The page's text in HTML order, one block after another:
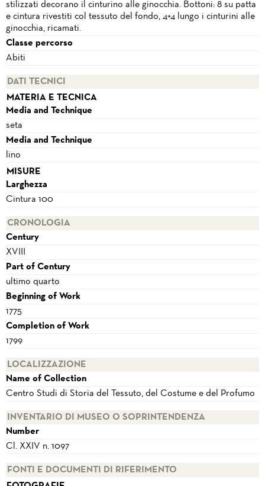
stilizzati decorano il cinturino alle ginocchia. Bottoni: 8 su patta
e cintura rivestiti col tessuto del fondo, 4+4 lungo i cinturini alle
ginocchia, ricamati.
Classe percorso
Abiti
DATI TECNICI
MATERIA E TECNICA
Media and Technique
seta
Media and Technique
lino
MISURE
Larghezza
Cintura 100
CRONOLOGIA
Century
XVIII
Part of Century
ultimo quarto
Beginning of Work
1775
Completion of Work
1799
LOCALIZZAZIONE
Name of Collection
Centro Studi di Storia del Tessuto, del Costume e del Profumo
INVENTARIO DI MUSEO O SOPRINTENDENZA
Number
Cl. XXIV n. 1097
FONTI E DOCUMENTI DI RIFERIMENTO